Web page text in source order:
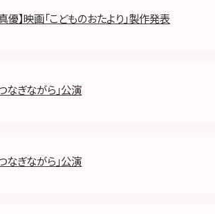
優】映画「こどものおたより」製作発表
なぎながら」公演
なぎながら」公演